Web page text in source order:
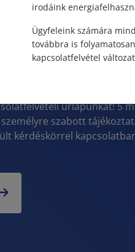
vagy jogi
van?
űrlapunkat! 5
szabott
kérdéskörrel
irodáink
Ügyfeleink számára
továbbra is
kapcsolatfelvétel